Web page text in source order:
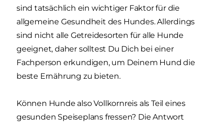
sind tatsächlich ein wichtiger Faktor für die
allgemeine Gesundheit des Hundes. Allerdings
sind nicht alle Getreidesorten für alle Hunde
geeignet, daher solltest Du Dich bei einer
Fachperson erkundigen, um Deinem Hund die
beste Ernährung zu bieten.
Können Hunde also Vollkornreis als Teil eines
gesunden Speiseplans fressen? Die Antwort